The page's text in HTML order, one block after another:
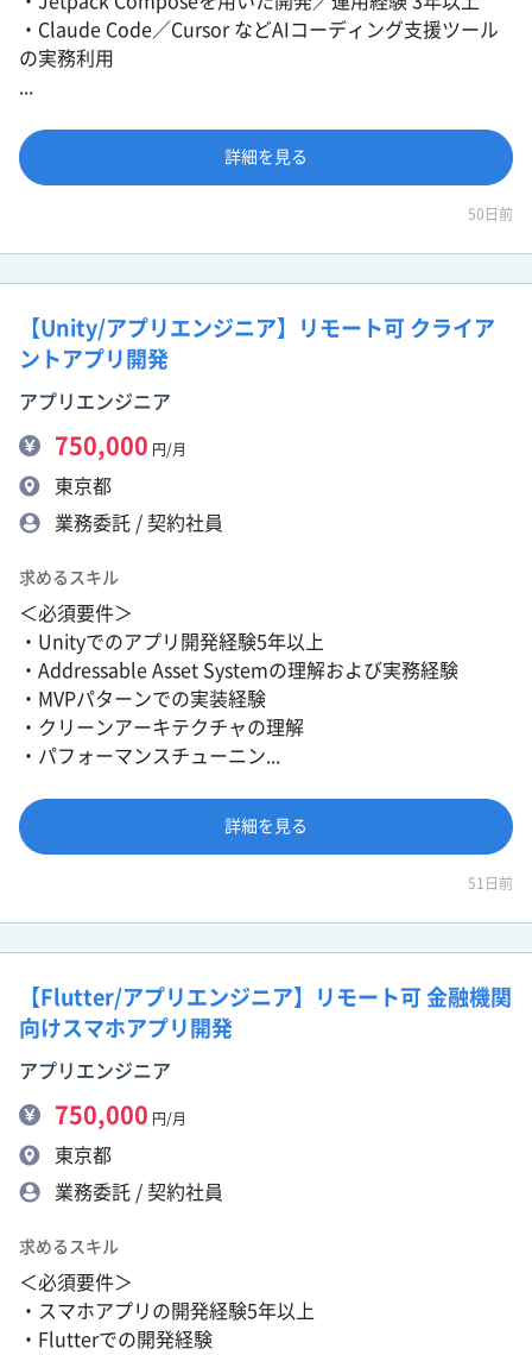
・Claude Code／Cursor などAIコーディング支援ツール
の実務利用
詳細を見る
50日前
【Unity/アプリエンジニア】リモート可 クライア
ントアプリ開発
アプリエンジニア
750,000 円/月
東京都
業務委託 / 契約社員
求めるスキル
＜必須要件＞
・Unityでのアプリ開発経験5年以上
・Addressable Asset Systemの理解および実務経験
・MVPパターンでの実装経験
・クリーンアーキテクチャの理解
・パフォーマンスチューニン...
詳細を見る
51日前
【Flutter/アプリエンジニア】リモート可 金融機関
向けスマホアプリ開発
アプリエンジニア
750,000 円/月
東京都
業務委託 / 契約社員
求めるスキル
＜必須要件＞
・スマホアプリの開発経験5年以上
・Flutterでの開発経験